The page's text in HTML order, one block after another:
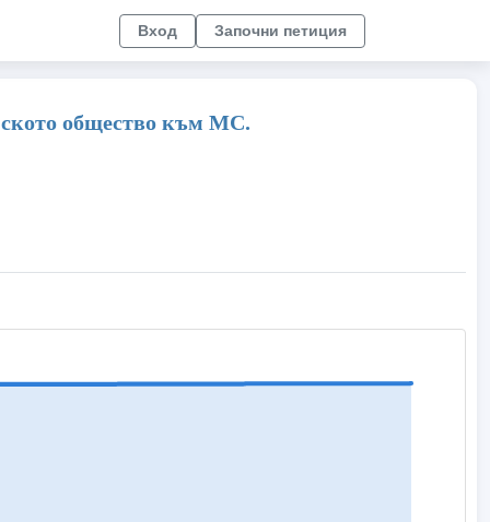
Вход Започни петиция
общество към МС.